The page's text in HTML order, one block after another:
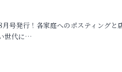
号発行！各家庭へのポスティングと
世代に…